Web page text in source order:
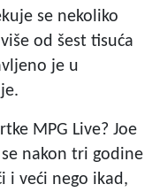
se nekoliko
od šest tisuća
je u
MPG Live? Joe
nakon tri godine
i veći nego ikad,